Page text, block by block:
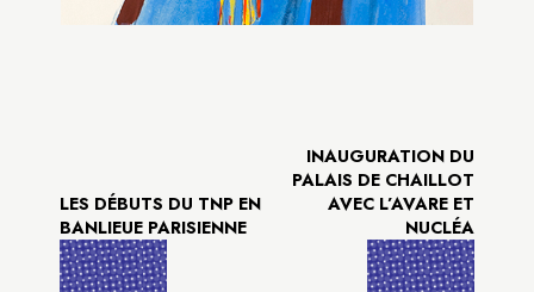
LES DÉBUTS DU TNP EN
BANLIEUE PARISIENNE
INAUGURATION DU
PALAIS DE CHAILLOT
AVEC L’AVARE ET
NUCLÉA